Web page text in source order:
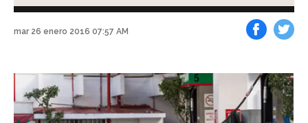
mar 26 enero 2016 07:57 AM